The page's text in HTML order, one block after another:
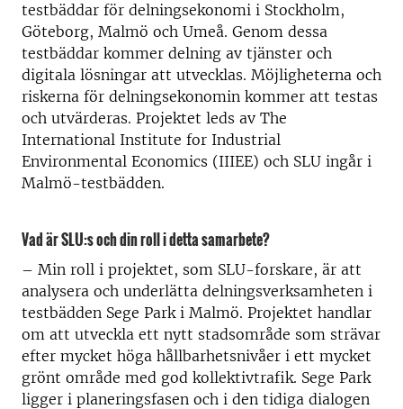
testbäddar för delningsekonomi i Stockholm,
Göteborg, Malmö och Umeå. Genom dessa
testbäddar kommer delning av tjänster och
digitala lösningar att utvecklas. Möjligheterna och
riskerna för delningsekonomin kommer att testas
och utvärderas. Projektet leds av The
International Institute for Industrial
Environmental Economics (IIIEE) och SLU ingår i
Malmö-testbädden.
Vad är SLU:s och din roll i detta samarbete?
– Min roll i projektet, som SLU-forskare, är att
analysera och underlätta delningsverksamheten i
testbädden Sege Park i Malmö. Projektet handlar
om att utveckla ett nytt stadsområde som strävar
efter mycket höga hållbarhetsnivåer i ett mycket
grönt område med god kollektivtrafik. Sege Park
ligger i planeringsfasen och i den tidiga dialogen